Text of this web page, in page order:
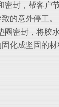
封，帮客户
的意外停工。
密封，将胶
化成坚固的